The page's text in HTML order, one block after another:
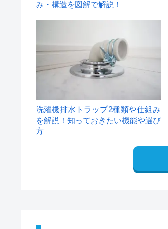
み・構造を図解で解説！
洗濯機排水トラップ2種類や仕組み
を解説！知っておきたい機能や選び
方